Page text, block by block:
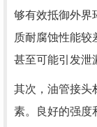
够有效抵御外界
质耐腐蚀性能较
甚至可能引发泄
其次，油管接头
素。良好的强度